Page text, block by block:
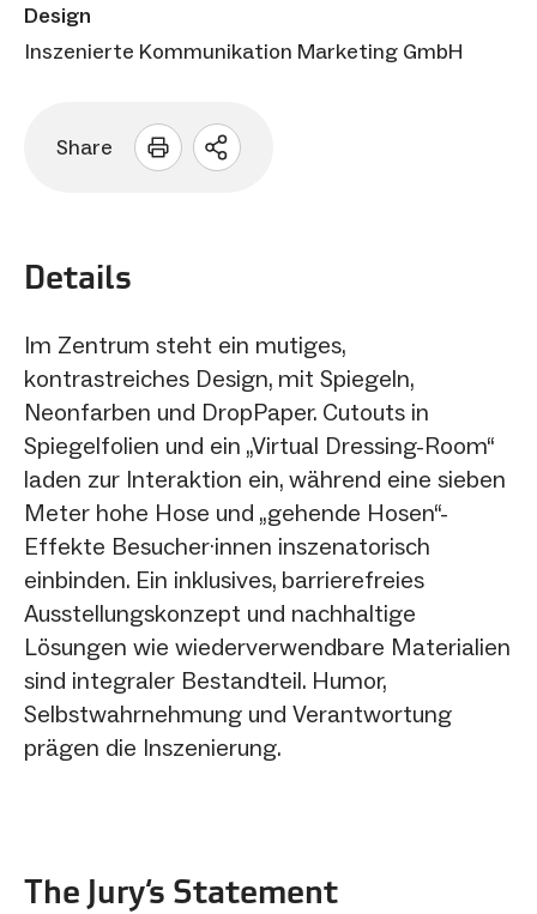
Design
Inszenierte Kommunikation Marketing GmbH
Share
Sharing
Details
Im Zentrum steht ein mutiges,
kontrastreiches Design, mit Spiegeln,
Neonfarben und DropPaper. Cutouts in
Spiegelfolien und ein „Virtual Dressing-Room“
laden zur Interaktion ein, während eine sieben
Meter hohe Hose und „gehende Hosen“-
Effekte Besucher·innen inszenatorisch
einbinden. Ein inklusives, barrierefreies
Ausstellungskonzept und nachhaltige
Lösungen wie wiederverwendbare Materialien
sind integraler Bestandteil. Humor,
Selbstwahrnehmung und Verantwortung
prägen die Inszenierung.
The Jury‘s Statement